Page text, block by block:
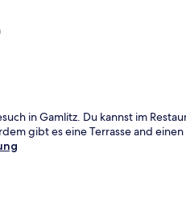
in Gamlitz. Du kannst im
gibt es eine Terrasse and einen